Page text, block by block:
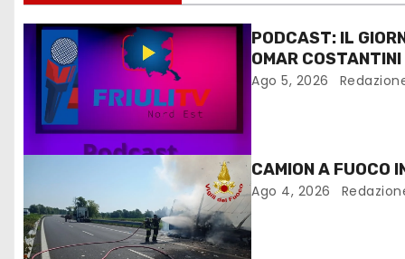
PODCAST: IL
OMAR COSTANTINI
Ago 5, 2026
CAMION A FUOCO
Ago 4, 2026